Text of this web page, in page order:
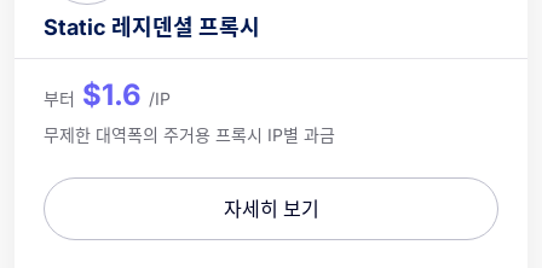
Static 레지덴셜 프록시
부터 $1.6 /IP
무제한 대역폭의 주거용 프록시 IP별 과금
자세히 보기